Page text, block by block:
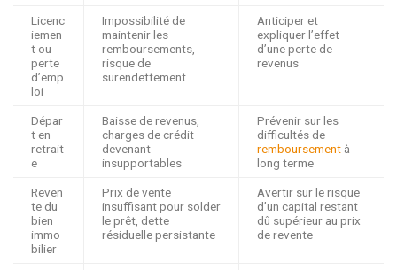
Licenc
iemen
t ou
perte
d’emp
loi
Impossibilité de
maintenir les
remboursements,
risque de
surendettement
Anticiper et
expliquer l’effet
d’une perte de
revenus
Dépar
t en
retrait
e
Baisse de revenus,
charges de crédit
devenant
insupportables
Prévenir sur les
difficultés de
remboursement à
long terme
Reven
te du
bien
immo
bilier
Prix de vente
insuffisant pour solder
le prêt, dette
résiduelle persistante
Avertir sur le risque
d’un capital restant
dû supérieur au prix
de revente